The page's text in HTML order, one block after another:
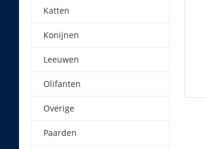
Katten
Konijnen
Leeuwen
Olifanten
Overige
Paarden